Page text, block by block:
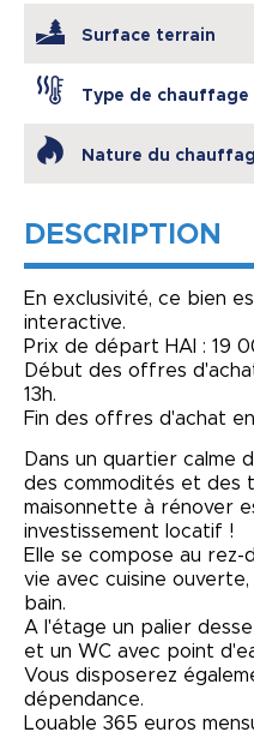
Surface terrain
Type de chauffage
Nature du
DESCRIPTION
En exclusivité, ce bien
interactive.
Prix de départ HAI : 19
Début des offres
13h.
Fin des offres d'achat
Dans un quartier calme
des commodités et des
maisonnette à rénover
investissement locatif !
Elle se compose au
vie avec cuisine
bain.
A l'étage un palier
et un WC avec point
Vous disposerez
dépendance.
Louable 365 euros